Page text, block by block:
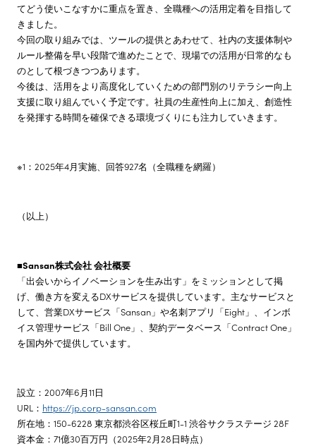
てどう使いこなすかに重点を置き、全職種への活用定着を目指して
きました。
今回の取り組みでは、ツールの提供とあわせて、社内の支援体制や
ルール整備を早い段階で進めたことで、現場での活用が日常的なも
のとして根づきつつあります。
今後は、活用をより高度化していくための部門別のリテラシー向上
支援に取り組んでいく予定です。社員の生産性向上に加え、創造性
を発揮する時間を確保できる環境づくりにも注力していきます。
※1：2025年4月実施、回答927名（全職種を網羅）
（以上）
■Sansan株式会社 会社概要
「出会いからイノベーションを生み出す」をミッションとして掲
げ、働き方を変えるDXサービスを提供しています。主なサービスと
して、営業DXサービス「Sansan」や名刺アプリ「Eight」、インボ
イス管理サービス「Bill One」、契約データベース「Contract One」
を国内外で提供しています。
設立：2007年6月11日
URL： https://jp.corp-sansan.com
所在地：150-6228 東京都渋谷区桜丘町1-1 渋谷サクラステージ 28F
資本金：71億30百万円（2025年2月28日時点）